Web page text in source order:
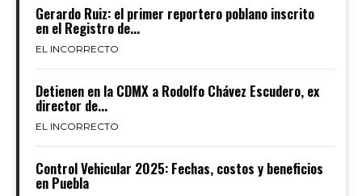
Gerardo Ruiz: el primer reportero poblano inscrito
en el Registro de...
EL INCORRECTO
Detienen en la CDMX a Rodolfo Chávez Escudero, ex
director de...
EL INCORRECTO
Control Vehicular 2025: Fechas, costos y beneficios
en Puebla